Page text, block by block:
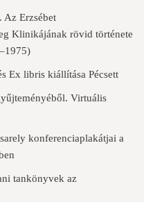
Az Erzsébet
Klinikájának rövid története
Ex libris kiállítása Pécsett
Virtuális
konferenciaplakátjai a
tankönyvek az